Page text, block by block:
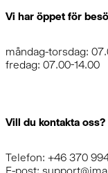
Vi har öppet för
måndag-torsdag:
fredag: 07.00-14.00
Vill du kontakta oss?
Telefon: +46 370